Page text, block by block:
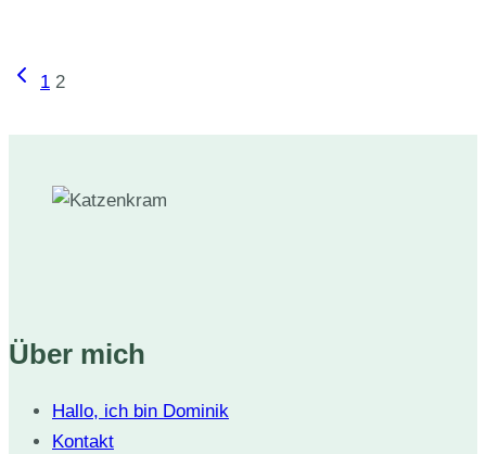
Seitennavigation
Vorherige
1 2
Über mich
Hallo, ich bin Dominik
Kontakt